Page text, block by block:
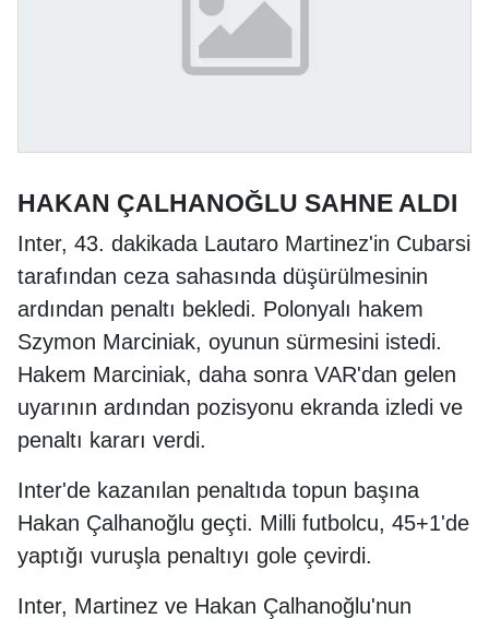
HAKAN ÇALHANOĞLU SAHNE ALDI
Inter, 43. dakikada Lautaro Martinez'in Cubarsi
tarafından ceza sahasında düşürülmesinin
ardından penaltı bekledi. Polonyalı hakem
Szymon Marciniak, oyunun sürmesini istedi.
Hakem Marciniak, daha sonra VAR'dan gelen
uyarının ardından pozisyonu ekranda izledi ve
penaltı kararı verdi.
Inter'de kazanılan penaltıda topun başına
Hakan Çalhanoğlu geçti. Milli futbolcu, 45+1'de
yaptığı vuruşla penaltıyı gole çevirdi.
Inter, Martinez ve Hakan Çalhanoğlu'nun